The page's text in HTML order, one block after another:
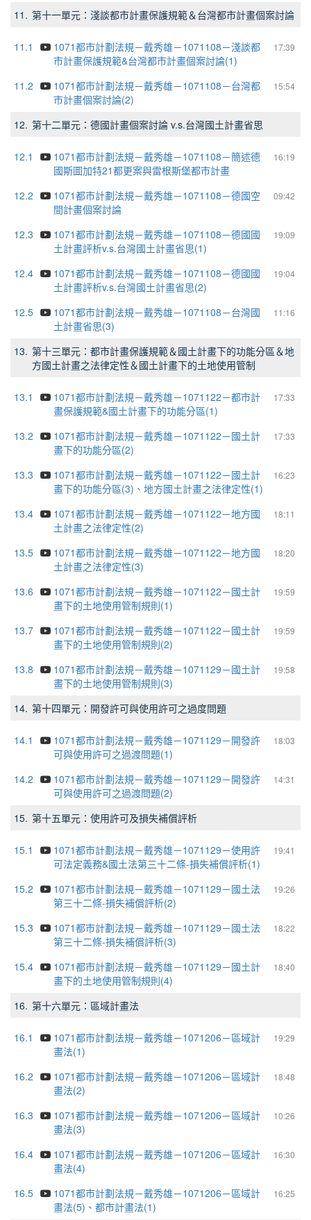
11. 第十一單元：淺談都市計畫保護規範＆台灣都市計畫個案討論
11.1 17:39
1071都市計劃法規－戴秀雄－1071108－淺談都
市計畫保護規範&台灣都市計畫個案討論(1)
11.2
15:54
1071都市計劃法規－戴秀雄－1071108－台灣都
市計畫個案討論(2)
12. 第十二單元：德國計畫個案討論 v.s.台灣國土計畫省思
12.1 16:19
1071都市計劃法規－戴秀雄－1071108－簡述德
國斯圖加特21都更案與雷根斯堡都市計畫
12.2
09:42
1071都市計劃法規－戴秀雄－1071108－德國空
間計畫個案討論
12.3
19:09
1071都市計劃法規－戴秀雄－1071108－德國國
土計畫評析v.s.台灣國土計畫省思(1)
12.4
19:04
1071都市計劃法規－戴秀雄－1071108－德國國
土計畫評析v.s.台灣國土計畫省思(2)
12.5
11:16
1071都市計劃法規－戴秀雄－1071108－台灣國
土計畫省思(3)
13. 第十三單元：都市計畫保護規範＆國土計畫下的功能分區＆地
方國土計畫之法律定性＆國土計畫下的土地使用管制
13.1 17:33
1071都市計劃法規－戴秀雄－1071122－都市計
畫保護規範&國土計畫下的功能分區(1)
13.2
17:33
1071都市計劃法規－戴秀雄－1071122－國土計
畫下的功能分區(2)
13.3
16:23
1071都市計劃法規－戴秀雄－1071122－國土計
畫下的功能分區(3)、地方國土計畫之法律定性(1)
13.4
18:11
1071都市計劃法規－戴秀雄－1071122－地方國
土計畫之法律定性(2)
13.5
18:20
1071都市計劃法規－戴秀雄－1071122－地方國
土計畫之法律定性(3)
13.6
19:59
1071都市計劃法規－戴秀雄－1071122－國土計
畫下的土地使用管制規則(1)
13.7
19:59
1071都市計劃法規－戴秀雄－1071122－國土計
畫下的土地使用管制規則(2)
13.8
19:58
1071都市計劃法規－戴秀雄－1071129－國土計
畫下的土地使用管制規則(3)
14. 第十四單元：開發許可與使用許可之過度問題
14.1 18:03
1071都市計劃法規－戴秀雄－1071129－開發許
可與使用許可之過渡問題(1)
14.2
14:31
1071都市計劃法規－戴秀雄－1071129－開發許
可與使用許可之過渡問題(2)
15. 第十五單元：使用許可及損失補償評析
15.1 19:41
1071都市計劃法規－戴秀雄－1071129－使用許
可法定義務&國土法第三十二條-損失補償評析(1)
15.2
19:26
1071都市計劃法規－戴秀雄－1071129－國土法
第三十二條-損失補償評析(2)
15.3
18:22
1071都市計劃法規－戴秀雄－1071129－國土法
第三十二條-損失補償評析(3)
15.4
18:40
1071都市計劃法規－戴秀雄－1071129－國土計
畫下的土地使用管制規則(4)
16. 第十六單元：區域計畫法
16.1 19:29
1071都市計劃法規－戴秀雄－1071206－區域計
畫法(1)
16.2
18:48
1071都市計劃法規－戴秀雄－1071206－區域計
畫法(2)
16.3
10:26
1071都市計劃法規－戴秀雄－1071206－區域計
畫法(3)
16.4
16:30
1071都市計劃法規－戴秀雄－1071206－區域計
畫法(4)
16.5
16:25
1071都市計劃法規－戴秀雄－1071206－區域計
畫法(5)、都市計畫法(1)